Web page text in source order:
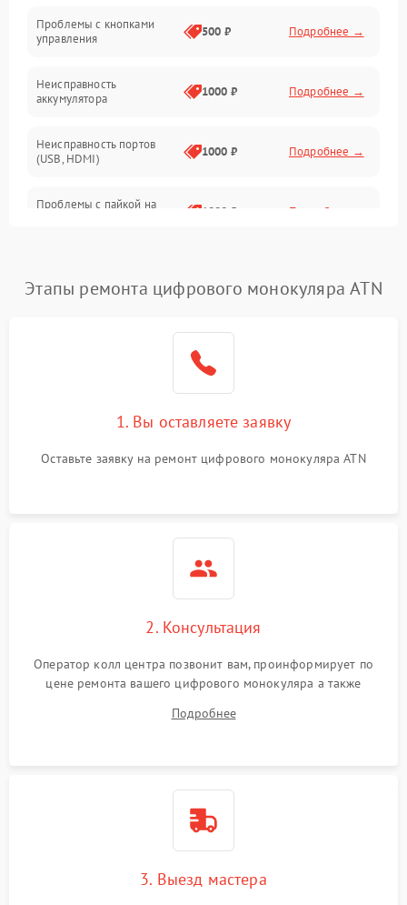
Механические повреждения
Проблемы с кнопками
управления
500 ₽ Подробнее →
Неисправность
аккумулятора
1000 ₽ Подробнее →
Неисправность портов
(USB, HDMI)
1000 ₽ Подробнее →
Проблемы с пайкой на
1000 ₽ Подробнее →
500 ₽
1500 ₽
изображения
1000 ₽ Подробнее →
2000 ₽
Проблемы с заземлением 1000 ₽
Повреждение печатной
платы
Этапы ремонта цифрового монокуляра ATN
1. Вы оставляете заявку
Оставьте заявку на ремонт цифрового монокуляра ATN
2. Консультация
Оператор колл центра позвонит вам, проинформирует по
цене ремонта вашего цифрового монокуляра а также
Подробнее
3. Выезд мастера